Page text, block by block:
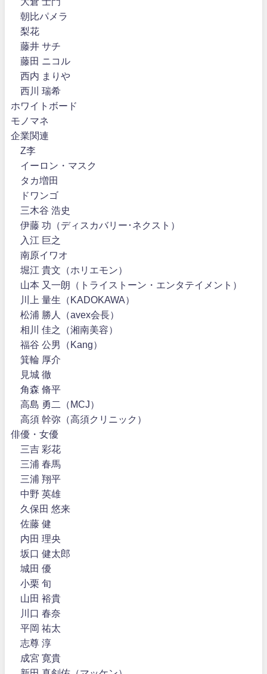
朝比パメラ
梨花
藤井 サチ
藤田 ニコル
西内 まりや
西川 瑞希
ホワイトボード
モノマネ
企業関連
Z李
イーロン・マスク
タカ増田
ドワンゴ
三木谷 浩史
伊藤 功（ディスカバリー･ネクスト）
入江 巨之
南原イワオ
堀江 貴文（ホリエモン）
山本 又一朗（トライストーン・エンタテイメント）
川上 量生（KADOKAWA）
松浦 勝人（avex会長）
相川 佳之（湘南美容）
福谷 公男（Kang）
箕輪 厚介
見城 徹
角森 脩平
高島 勇二（MCJ）
高須 幹弥（高須クリニック）
俳優・女優
三吉 彩花
三浦 春馬
三浦 翔平
中野 英雄
久保田 悠来
佐藤 健
内田 理央
坂口 健太郎
城田 優
小栗 旬
山田 裕貴
川口 春奈
平岡 祐太
志尊 淳
成宮 寛貴